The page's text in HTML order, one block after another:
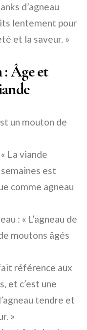
d’agneau
lentement pour
et la saveur. »
Âge et
un mouton de
La viande
semaines est
comme agneau
: « L’agneau de
moutons âgés
référence aux
et c’est une
tendre et
»